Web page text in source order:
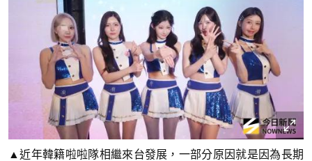
▲近年韓籍啦啦隊相繼來台發展，一部分原因就是因為長期